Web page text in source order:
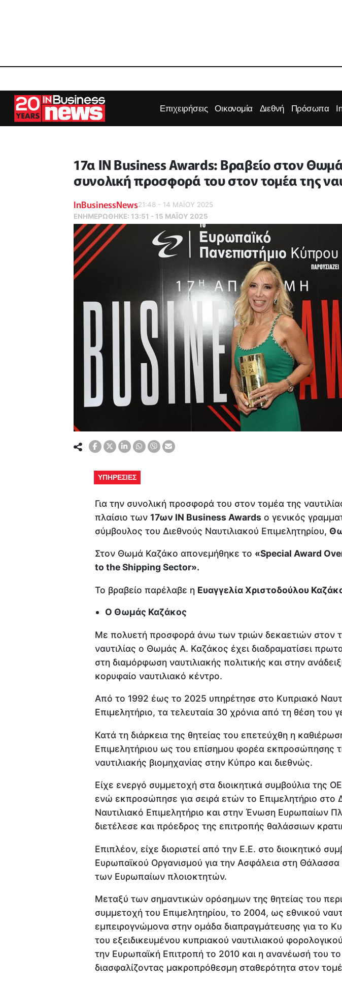
Επιχειρήσεις Οικονομία Διεθνή Πρόσωπα
17α IN Business Awards: Βραβείο στον
συνολική προσφορά του στον τομέα της
InBusinessNews21:48 - 14 ΜΑΪ́ΟΥ 2025
ΕΝΗΜΕΡΏΘΗΚΕ: 13:51 - 15 ΜΑΪ́ΟΥ 2025
ΥΠΗΡΕΣΙΕΣ
Για την συνολική προσφορά του στον τομέα της
πλαίσιο των 17ων IN Business Awards ο γενικός
σύμβουλος του Διεθνούς Ναυτιλιακού Επιμελητηρίου,
Στον Θωμά Καζάκο απονεμήθηκε το «Special Award
to the Shipping Sector».
Το βραβείο παρέλαβε η Ευαγγελία Χριστοδούλου
Ο Θωμάς Καζάκος
Με πολυετή προσφορά άνω των τριών δεκαετιών στον
ναυτιλίας ο Θωμάς Α. Καζάκος έχει διαδραματίσει
στη διαμόρφωση ναυτιλιακής πολιτικής και στην
κορυφαίο ναυτιλιακό κέντρο.
Από το 1992 έως το 2025 υπηρέτησε στο Κυπριακό
Επιμελητήριο, τα τελευταία 30 χρόνια από τη θέση του
Κατά τη διάρκεια της θητείας του επετεύχθη η
Επιμελητήριου ως του επίσημου φορέα εκπροσώπησης
ναυτιλιακής βιομηχανίας στην Κύπρο και διεθνώς.
Είχε ενεργό συμμετοχή στα διοικητικά συμβούλια της
ενώ εκπροσώπησε για σειρά ετών το Επιμελητήριο στο
Ναυτιλιακό Επιμελητήριο και στην Ένωση Ευρωπαίων
διετέλεσε και πρόεδρος της επιτροπής θαλάσσιων
Επιπλέον, είχε διοριστεί από την Ε.Ε. στο διοικητικό
Ευρωπαϊκού Οργανισμού για την Ασφάλεια στη
των Ευρωπαίων πλοιοκτητών.
Μεταξύ των σημαντικών ορόσημων της θητείας του
συμμετοχή του Επιμελητηρίου, το 2004, ως εθνικού
εμπειρογνώμονα στην ομάδα διαπραγμάτευσης για το
του εξειδικευμένου κυπριακού ναυτιλιακού
την Ευρωπαϊκή Επιτροπή το 2010 και η ανανέωσή του
διασφαλίζοντας μακροπρόθεσμη σταθερότητα στον